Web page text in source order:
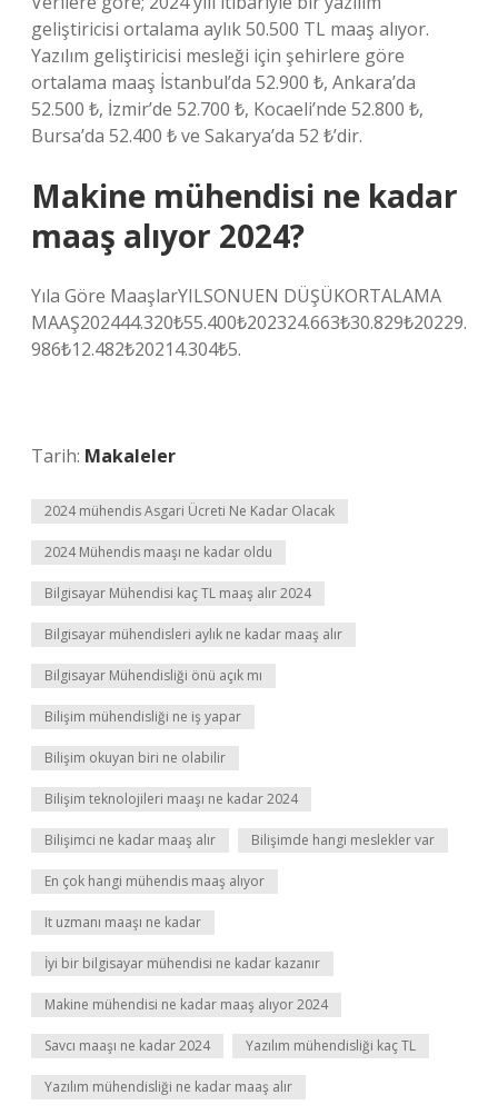
geliştiricisi ortalama aylık 50.500 TL maaş alıyor.
Yazılım geliştiricisi mesleği için şehirlere göre
ortalama maaş İstanbul’da 52.900 ₺, Ankara’da
52.500 ₺, İzmir’de 52.700 ₺, Kocaeli’nde 52.800 ₺,
Bursa’da 52.400 ₺ ve Sakarya’da 52 ₺’dir.
Makine mühendisi ne kadar
maaş alıyor 2024?
Yıla Göre MaaşlarYILSONUEN DÜŞÜKORTALAMA
MAAŞ202444.320₺55.400₺202324.663₺30.829₺20229.
986₺12.482₺20214.304₺5.
Tarih: Makaleler
2024 mühendis Asgari Ücreti Ne Kadar Olacak
2024 Mühendis maaşı ne kadar oldu
Bilgisayar Mühendisi kaç TL maaş alır 2024
Bilgisayar mühendisleri aylık ne kadar maaş alır
Bilgisayar Mühendisliği önü açık mı
Bilişim mühendisliği ne iş yapar
Bilişim okuyan biri ne olabilir
Bilişim teknolojileri maaşı ne kadar 2024
Bilişimci ne kadar maaş alır Bilişimde hangi meslekler var
En çok hangi mühendis maaş alıyor
It uzmanı maaşı ne kadar
İyi bir bilgisayar mühendisi ne kadar kazanır
Makine mühendisi ne kadar maaş alıyor 2024
Savcı maaşı ne kadar 2024 Yazılım mühendisliği kaç TL
Yazılım mühendisliği ne kadar maaş alır